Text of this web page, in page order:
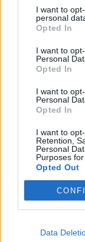
I want to
personal
Opted In
I want to
Personal
Opted In
I want to
Personal
Opted In
I want to
Retention,
Personal
Purposes
Opted Out
Data
ikärajasta
2
syksyn